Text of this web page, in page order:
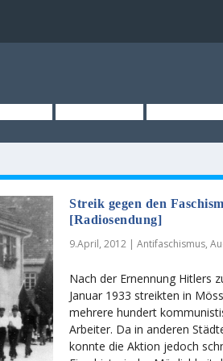
Streik gegen den
[Radiosendung]
9.April, 2012 |Antifaschismus,
Nach der Ernennung Hitlers
Januar 1933 streikten in
mehrere hundert
Arbeiter. Da in anderen
konnte die Aktion jedoch